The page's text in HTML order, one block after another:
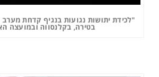
"לכידת יתושות נגועות בנגיף קדחת מערב
בטירה, בקלנסווה ובמועצה